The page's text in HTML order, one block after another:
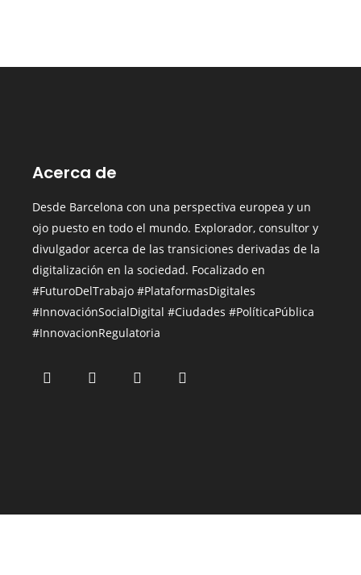
Acerca de
Desde Barcelona con una perspectiva europea y un
ojo puesto en todo el mundo. Explorador, consultor y
divulgador acerca de las transiciones derivadas de la
digitalización en la sociedad. Focalizado en
#FuturoDelTrabajo #PlataformasDigitales
#InnovaciónSocialDigital #Ciudades #PolíticaPública
#InnovacionRegulatoria